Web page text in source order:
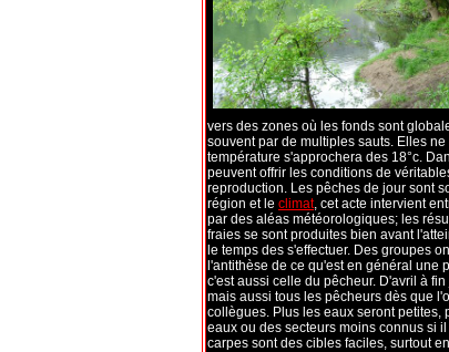
vers des zones où les fonds sont
souvent par de multiples sauts. Elles
température s'approchera des 18°c.
peuvent offrir les conditions de
reproduction. Les pêches de jour sont
région et le climat, cet acte intervient
par des aléas météorologiques; les
fraies se sont produites bien avant
le temps des s'effectuer. Des groupes
l'antithèse de ce qu'est en général une
c'est aussi celle du pêcheur. D'avril à
mais aussi tous les pêcheurs dès que
collègues. Plus les eaux seront petites,
eaux ou des secteurs moins connus si
carpes sont des cibles faciles, surtout